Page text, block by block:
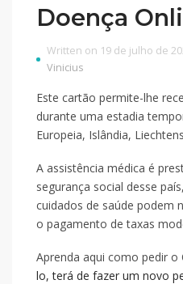
Doença
Written on 19 de julho de
Vinicius
Este cartão permite-lhe
durante uma estadia
Europeia, Islândia,
A assistência médica é
segurança social desse
cuidados de saúde podem
o pagamento de taxas
Aprenda aqui como pedir o
lo, terá de fazer um novo